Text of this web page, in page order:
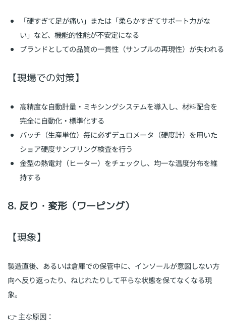
「硬すぎて足が痛い」または「柔らかすぎてサポート力がな
い」など、機能的性能が不安定になる
ブランドとしての品質の一貫性（サンプルの再現性）が失われる
【現場での対策】
高精度な自動計量・ミキシングシステムを導入し、材料配合を
完全に自動化・標準化する
バッチ（生産単位）毎に必ずデュロメータ（硬度計）を用いた
ショア硬度サンプリング検査を行う
金型の熱電対（ヒーター）をチェックし、均一な温度分布を維
持する
8. 反り・変形（ワーピング）
【現象】
製造直後、あるいは倉庫での保管中に、インソールが意図しない方
向へ反り返ったり、ねじれたりして平らな状態を保てなくなる現
象。
👉 主な原因：